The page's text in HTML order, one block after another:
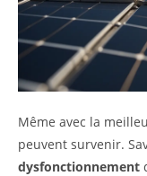
Même avec la
peuvent survenir.
dysfonctionnement